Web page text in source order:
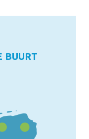
BUURT